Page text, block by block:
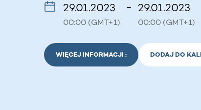
29.01.2023
00:00 (GMT+1)
– 29.01.2023
00:00 (GMT+1)
WIĘCEJ INFORMACJI : DODAJ DO